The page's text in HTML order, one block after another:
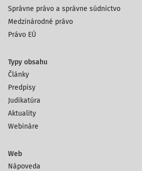
Správne právo a správne súdnictvo
Medzinárodné právo
Právo EÚ
Typy obsahu
Články
Predpisy
Judikatúra
Aktuality
Webináre
Web
Nápoveda